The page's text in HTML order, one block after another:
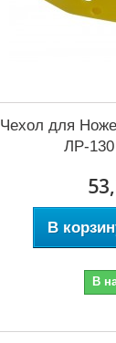
Чехол для
ЛР-
В
В